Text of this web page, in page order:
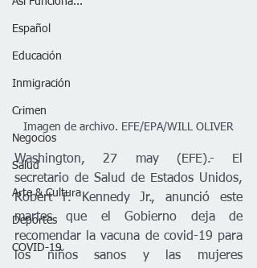
Español
Educación
Inmigración
Crimen
Negocios
Salud
Arte & Cultura
Deportes
COVID-19
Imagen de archivo. EFE/EPA/WILL OLIVER
Washington, 27 may (EFE).- El
secretario de Salud de Estados Unidos,
Robert F. Kennedy Jr., anunció este
martes que el Gobierno deja de
recomendar la vacuna de covid-19 para
los niños sanos y las mujeres